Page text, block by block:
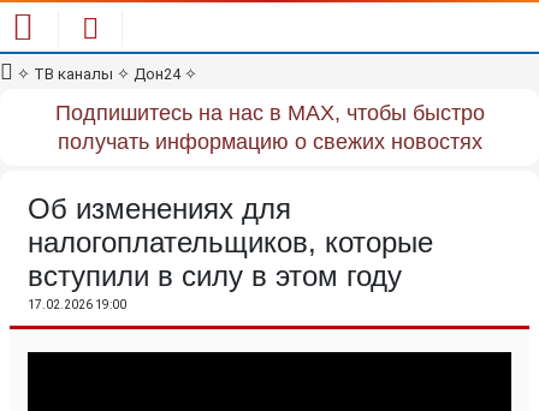
✧ ТВ каналы ✧ Дон24✧
Подпишитесь на нас в MAX, чтобы быстро
получать информацию о свежих новостях
Об изменениях для
налогоплательщиков, которые
вступили в силу в этом году
17.02.2026 19:00